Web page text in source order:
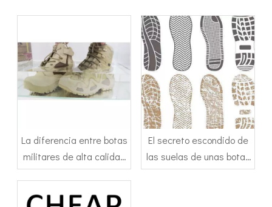
La diferencia entre botas
militares de alta calidad
y botas militares de
El secreto escondido de
las suelas de unas botas
militares